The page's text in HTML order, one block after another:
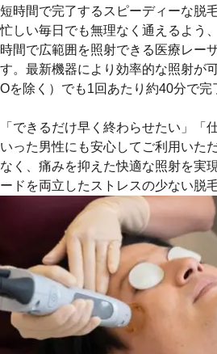
短時間で完了するスピーディーな脱
忙しい毎日でも無理なく通えるよう
時間で広範囲を照射できる医療レー
す。最新機器により効率的な照射が
Oを除く）でも1回あたり約40分で完
「できるだけ早く終わらせたい」「
いった男性にも安心してご利用いた
なく、痛みを抑えた快適な照射を実
ードを両立したストレスの少ない脱